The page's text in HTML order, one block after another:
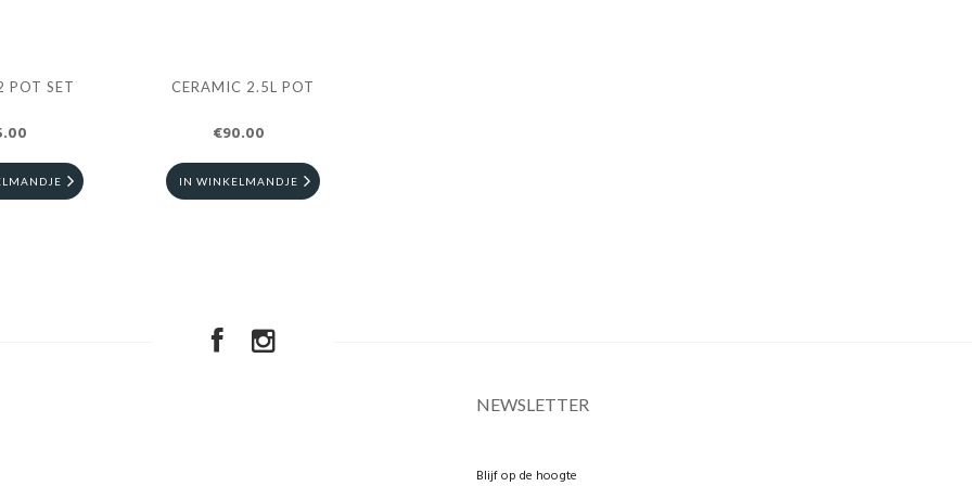
POT SET CERAMIC 2.5L POT
€90.00
IN WINKELMANDJE
NEWSLETTER
Blijf op de hoogte